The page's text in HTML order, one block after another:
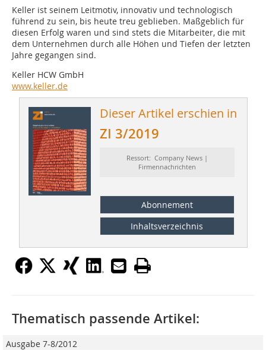
Keller ist seinem Leitmotiv, innovativ und technologisch
führend zu sein, bis heute treu geblieben. Maßgeblich für
diesen Erfolg waren und sind stets die Mitarbeiter, die mit
dem Unternehmen durch alle Höhen und Tiefen der letzten
Jahre gegangen sind.
Keller HCW GmbH
www.keller.de
Dieser Artikel erschien in
ZI 3/2019
Ressort: Company News |
Firmennachrichten
Abonnement
Inhaltsverzeichnis
Thematisch passende Artikel:
Ausgabe 7-8/2012